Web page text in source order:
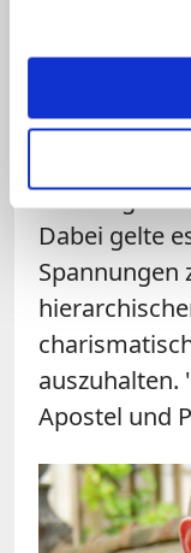
Ebenen im
Gemeinde
mindestens
Pfarrer über
er. Die
allerdings
Dabei gelte
Spannungen
auszuhalten.
Apostel und